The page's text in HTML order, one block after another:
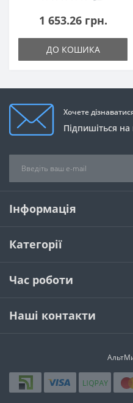
1 653.26 грн.
ДО КОШИКА
Хочете
Підпишіться
Інформація
Категорії
Час роботи
Наші контакти